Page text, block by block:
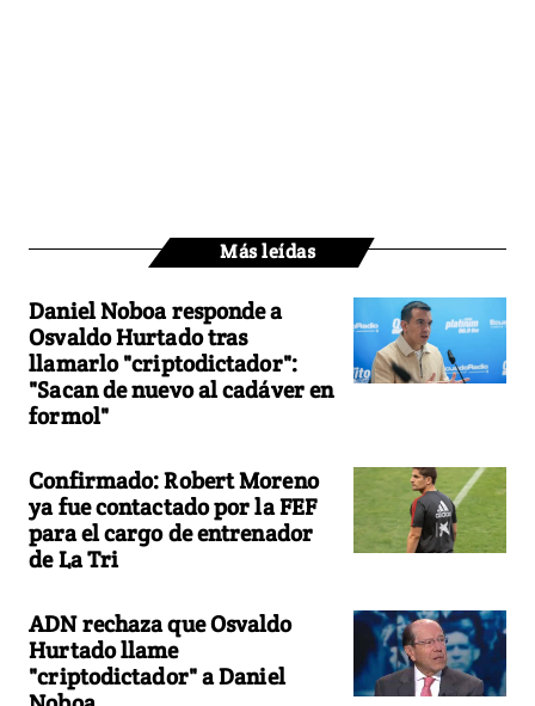
Más leídas
Daniel Noboa responde a
Osvaldo Hurtado tras
llamarlo "criptodictador":
"Sacan de nuevo al cadáver en
formol"
Confirmado: Robert Moreno
ya fue contactado por la FEF
para el cargo de entrenador
de La Tri
ADN rechaza que Osvaldo
Hurtado llame
"criptodictador" a Daniel